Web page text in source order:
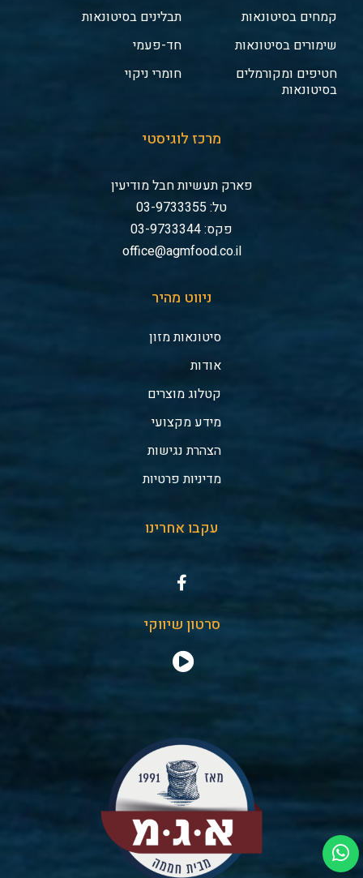
קמחים בסיטונאות
שימורים בסיטונאות
חטיפים ומקורמלים
בסיטונאות
תבלינים בסיטונאות
חד-פעמי
חומרי ניקוי
מרכז לוגיסטי
פארק תעשיות חבל מודיעין
טל: 03-9733355
פקס: 03-9733344
office@agmfood.co.il
ניווט מהיר
סיטונאות מזון
אודות
קטלוג מוצרים
מידע מקצועי
הצהרת נגישות
מדיניות פרטיות
עקבו אחרינו
סרטון שיווקי